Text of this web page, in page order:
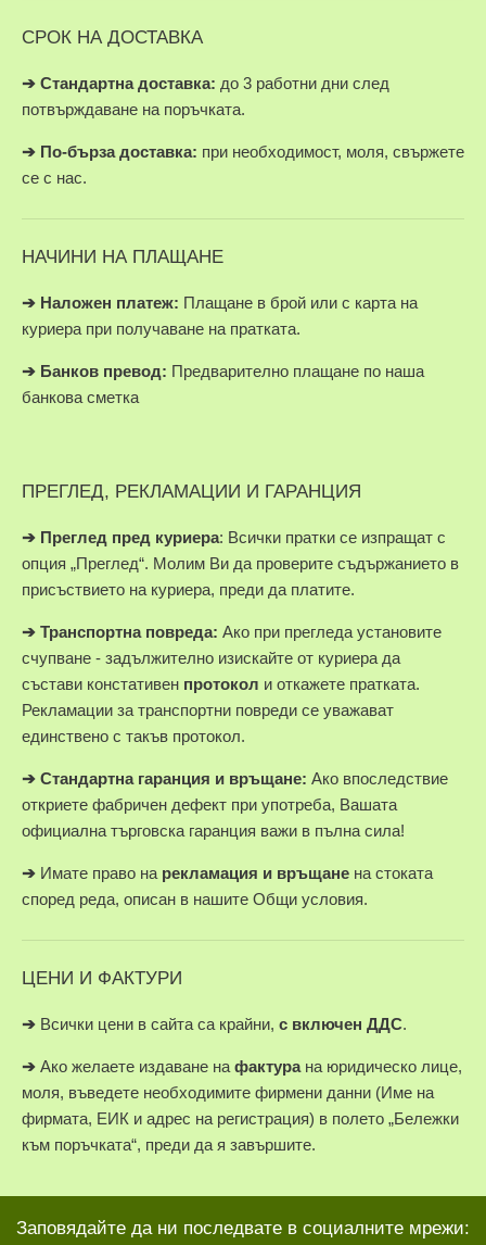
СРОК НА ДОСТАВКА
➔ Стандартна доставка: до 3 работни дни след
потвърждаване на поръчката.
➔ По-бърза доставка: при необходимост, моля, свържете
се с нас.
НАЧИНИ НА ПЛАЩАНЕ
➔ Наложен платеж: Плащане в брой или с карта на
куриера при получаване на пратката.
➔ Банков превод: Предварително плащане по наша
банкова сметка
ПРЕГЛЕД, РЕКЛАМАЦИИ И ГАРАНЦИЯ
➔ Преглед пред куриера: Всички пратки се изпращат с
опция „Преглед“. Молим Ви да проверите съдържанието в
присъствието на куриера, преди да платите.
➔ Транспортна повреда: Ако при прегледа установите
счупване - задължително изискайте от куриера да
състави констативен протокол и откажете пратката.
Рекламации за транспортни повреди се уважават
единствено с такъв протокол.
➔ Стандартна гаранция и връщане: Ако впоследствие
откриете фабричен дефект при употреба, Вашата
официална търговска гаранция важи в пълна сила!
➔ Имате право на рекламация и връщане на стоката
според реда, описан в нашите Общи условия.
ЦЕНИ И ФАКТУРИ
➔ Всички цени в сайта са крайни, с включен ДДС.
➔ Ако желаете издаване на фактура на юридическо лице,
моля, въведете необходимите фирмени данни (Име на
фирмата, ЕИК и адрес на регистрация) в полето „Бележки
към поръчката“, преди да я завършите.
Заповядайте да ни последвате в социалните мрежи: